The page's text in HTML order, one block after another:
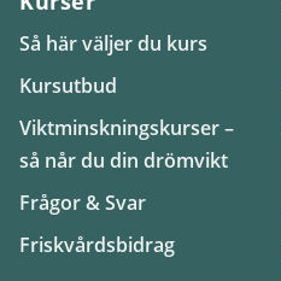
Så här väljer du kurs
Kursutbud
Viktminskningskurser –
så når du din drömvikt
Frågor & Svar
Friskvårdsbidrag